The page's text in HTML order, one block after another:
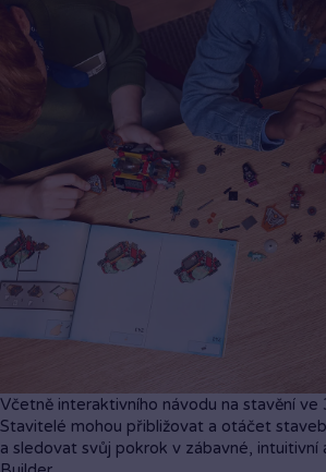
4 minifigurky LEGO® DREAMZzz™
Logan, Cooper, Císař z nočních můr a Arika.